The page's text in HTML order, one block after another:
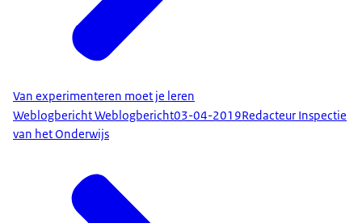
Van experimenteren moet je leren
Weblogbericht Weblogbericht03-04-2019Redacteur Inspectie
van het Onderwijs